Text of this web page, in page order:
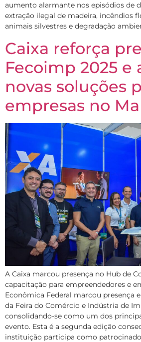
aumento alarmante nos episódios de
extração ilegal de madeira, incêndios
animais silvestres e degradação
Caixa reforça
Fecoimp 2025 e
novas soluções
empresas no
A Caixa marcou presença no Hub de
capacitação para empreendedores e
Econômica Federal marcou presença
da Feira do Comércio e Indústria de
consolidando-se como um dos
evento. Esta é a segunda edição
instituição participa como